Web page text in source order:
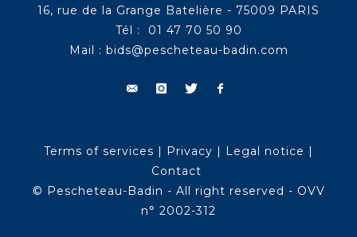
16, rue de la Grange Batelière - 75009 PARIS
Tél : 01 47 70 50 90
Mail : bids@pescheteau-badin.com
Terms of services | Privacy | Legal notice |
Contact
© Pescheteau-Badin - All right reserved - OVV
n° 2002-312